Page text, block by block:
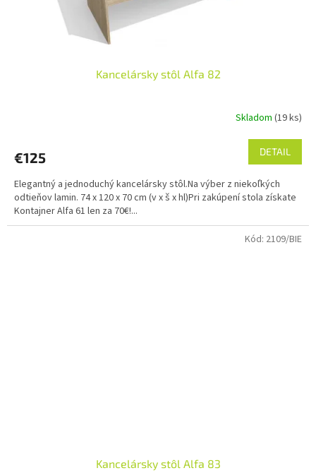
Kancelársky stôl Alfa 82
Skladom (19 ks)
€125 DETAIL
Elegantný a jednoduchý kancelársky stôl.Na výber z niekoľkých
odtieňov lamin. 74 x 120 x 70 cm (v x š x hl)Pri zakúpení stola získate
Kontajner Alfa 61 len za 70€!...
Kancelársky stôl Alfa 83
Kód: 2109/BIE